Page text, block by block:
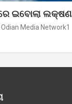
ଇବୋଲା ଲକ୍ଷଣ
Odian Media Network1